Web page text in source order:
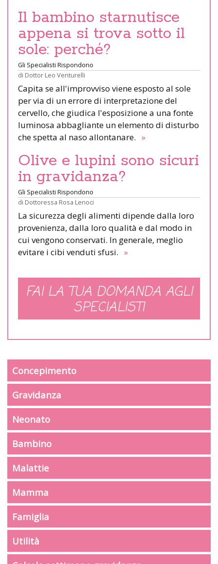
Il bambino starnutisce
appena si trova sotto il
sole: perché?
Gli Specialisti Rispondono
di Dottor Leo Venturelli
Capita se all'improvviso viene esposto al sole
per via di un errore di interpretazione del
cervello, che giudica l'esposizione a una fonte
luminosa abbagliante un elemento di disturbo
che spetta al naso allontanare. »
Olive e lupini sono sicuri
in gravidanza?
Gli Specialisti Rispondono
di Dottoressa Rosa Lenoci
La sicurezza degli alimenti dipende dalla loro
provenienza, dalla loro qualità e dal modo in
cui vengono conservati. In generale, meglio
evitare i cibi venduti sfusi. »
FAI LA TUA DOMANDA AGLI
SPECIALISTI
Concepimento
Gravidanza
Neonato
Bambino
Malattie
Mamma
Famiglia
Utilità